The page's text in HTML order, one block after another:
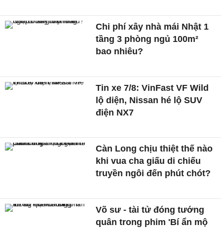
Chi phí xây nhà mái Nhật 1
tầng 3 phòng ngủ 100m²
bao nhiêu?
Tin xe 7/8: VinFast VF Wild
lộ diện, Nissan hé lộ SUV
điện NX7
Càn Long chịu thiệt thế nào
khi vua cha giấu di chiếu
truyền ngôi đến phút chót?
Võ sư - tài tử đóng tướng
quân trong phim 'Bí ẩn mộ